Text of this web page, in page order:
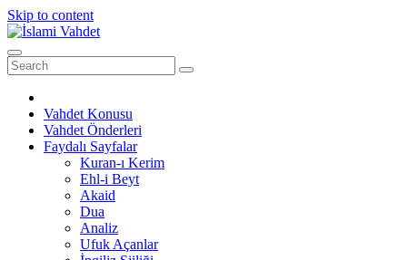
Skip to content
Vahdet Konusu
Vahdet Önderleri
Faydalı Sayfalar
Kuran-ı Kerim
Ehl-i Beyt
Akaid
Dua
Analiz
Ufuk Açanlar